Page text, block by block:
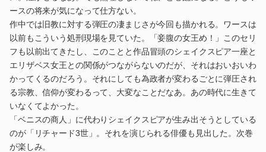
ースの将来が気になって仕方ない。
作中では旧教に対する弾圧の凄まじさが今回も描かれる。ワースは
以前もこういう処刑現場を見ていた。「妾腹の女王め！」このセリ
フも以前出てきたし、このことと作品冒頭のシェイクスピア一座と
エリザベス女王との関係がつながらないのだが、それはおいおいわ
かってくるのだろう。それにしても為政者が変わるごとに弾圧され
る宗教、信仰が変わるって、大変なことだなあ。あの時代に生きて
いなくてよかった。
「ベニスの商人」に代わりシェイクスピアが生み出そうとしている
のが「リチャード3世」。それを演じられる俳優も見出した。次巻
が楽しみ。